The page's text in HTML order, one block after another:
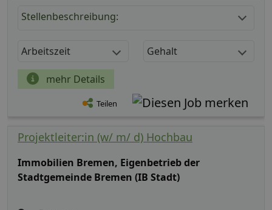
Stellenbeschreibung:
Arbeitszeit Gehalt
mehr Details
Teilen
Projektleiter:in (w/ m/ d) Hochbau
Immobilien Bremen, Eigenbetrieb der
Stadtgemeinde Bremen (IB Stadt)